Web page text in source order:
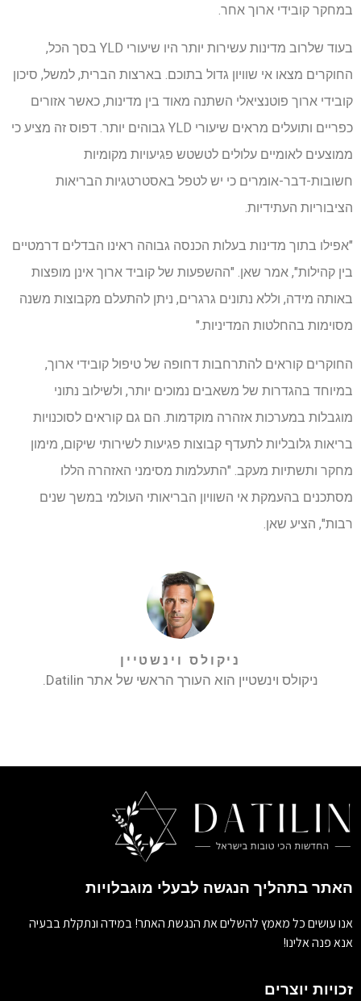
במחקר קובידי ארוך אחר.
בעוד שלרוב מדינות עשירות יותר היו שיעורי YLD בסך הכל,
החוקרים מצאו אי שוויון גדול בתוכם. בארצות הברית, למשל, סיכון
קובידי ארוך פוטנציאלי השתנה מאוד בין מדינות, כאשר אזורים
כפריים ותועלים מראים שיעורי YLD גבוהים יותר. דפוס זה מציע כי
ממוצעים לאומיים עלולים לטשטש פגיעויות מקומיות
חשובות-דבר-אומרים כי יש לטפל באסטרטגיות הבריאות
הציבוריות העתידיות.
"אפילו בתוך מדינות בעלות הכנסה גבוהה ראינו הבדלים דרמטיים
בין קהילות", אמר שאן. "ההשפעות של קוביד ארוך אינן מופצות
באותה מידה, וללא נתונים גרגרים, ניתן להתעלם מקבוצות משנה
מסוימות בהחלטות המדיניות."
החוקרים קוראים להתרחבות דחופה של טיפול קובידי ארוך,
במיוחד בהגדרות של משאבים נמוכים יותר, ולשילוב נתוני
מוגבלות במערכות אזהרה מוקדמות. הם גם קוראים לסוכנויות
בריאות גלובליות לתעדף קבוצות פגיעות לשירותי שיקום, מימון
מחקר ותשתיות מעקב. "התעלמות מסימני האזהרה הללו
מסתכנים בהעמקת אי השוויון הבריאותי העולמי במשך שנים
רבות", הציע שאן.
ניקולס וינשטיין
ניקולס וינשטיין הוא העורך הראשי של אתר Datilin.
האתר בתהליך הנגשה לבעלי מוגבלויות
אנו עושים כל מאמץ להשלים את הנגשת האתר! במידה ונתקלת בבעיה
אנא פנה אלינו!
זכויות יוצרים